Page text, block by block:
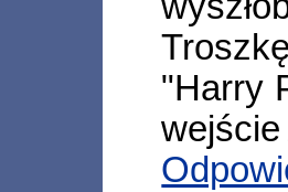
"Harry
wejście